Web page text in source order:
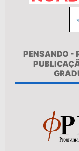
PENSANDO -